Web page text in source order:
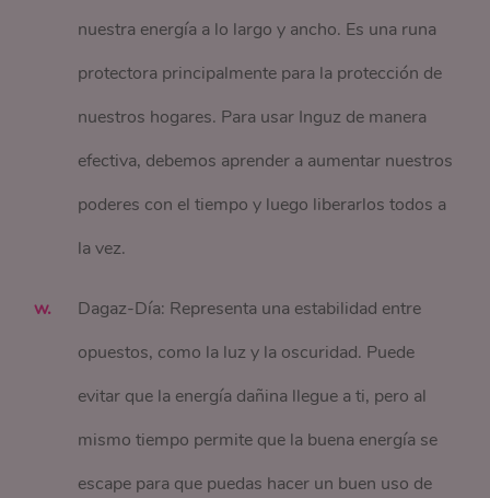
nuestra energía a lo largo y ancho. Es una runa
protectora principalmente para la protección de
nuestros hogares. Para usar Inguz de manera
efectiva, debemos aprender a aumentar nuestros
poderes con el tiempo y luego liberarlos todos a
la vez.
Dagaz-Día: Representa una estabilidad entre
opuestos, como la luz y la oscuridad. Puede
evitar que la energía dañina llegue a ti, pero al
mismo tiempo permite que la buena energía se
escape para que puedas hacer un buen uso de